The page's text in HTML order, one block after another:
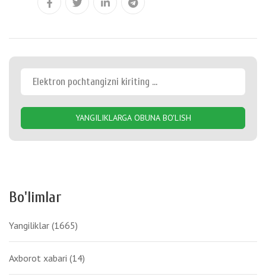
YANGILIKLARGA OBUNA BO'LISH
Bo'limlar
Yangiliklar (1665)
Axborot xabari (14)